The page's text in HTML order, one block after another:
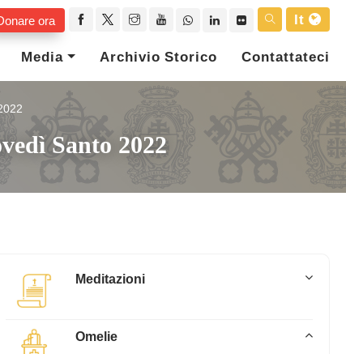
ora
It
Media Archivio Storico Contattateci
Santo 2022
Meditazioni
Omelie